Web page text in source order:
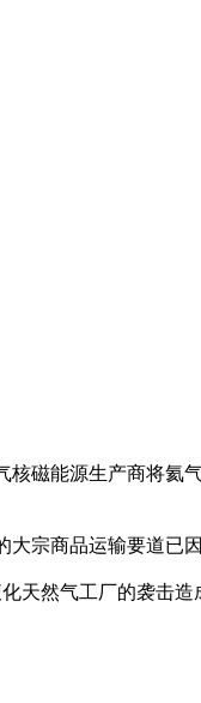
磁能源生产商将氦
宗商品运输要道已
天然气工厂的袭击